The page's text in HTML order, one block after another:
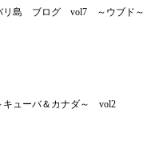
リ島 ブログ vol7 ～ウブド～
キューバ＆カナダ～ vol2